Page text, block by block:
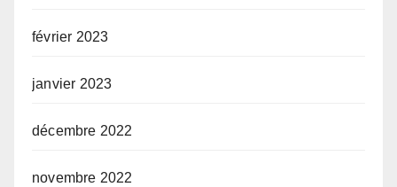
février 2023
janvier 2023
décembre 2022
novembre 2022